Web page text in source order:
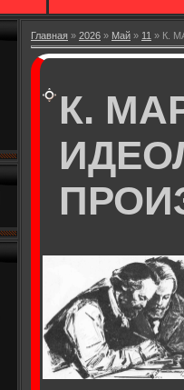
Главная » 2026 » Май » 11 » К.
К.